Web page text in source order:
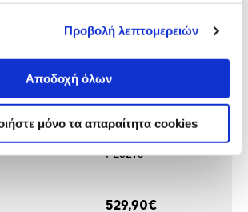
Προβολή λεπτομερειών
Αποδοχή όλων
μόνο τα απαραίτητα cookies
Μηχανή
Braun Αποτριχωτική
PL5210
529,90€